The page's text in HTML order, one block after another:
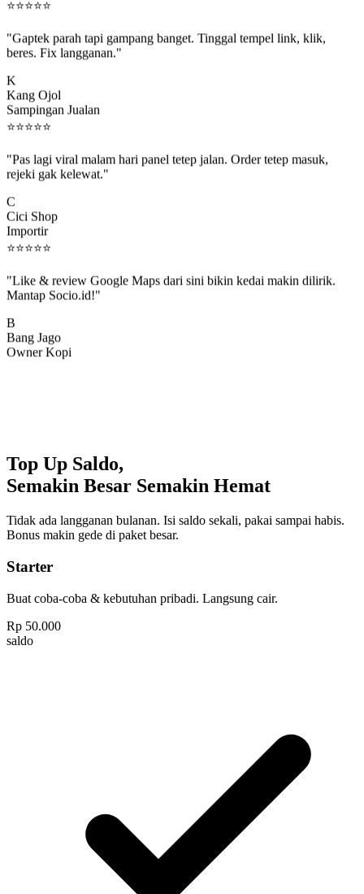
beres. Fix langganan."
Kang Ojol
Sampingan Jualan
⭐⭐⭐⭐⭐
rejeki gak kelewat."
Cici Shop
Importir
⭐⭐⭐⭐⭐
Mantap Socio.id!"
Bang Jago
Owner Kopi
Top Up Saldo,
Semakin Besar Semakin Hemat
Tidak ada langganan bulanan. Isi saldo sekali, pakai sampai habis.
Bonus makin gede di paket besar.
Starter
Buat coba-coba & kebutuhan pribadi. Langsung cair.
Rp 50.000
saldo